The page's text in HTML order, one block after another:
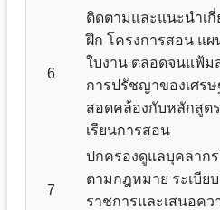
6
ติดตามและแนะนำเ
ฝึก โครงการสอน แผ
ใบงาน ตลอดจนแฟ้ม
การปรัชญาของเศรษ
สอดคล้องกับหลักสูต
เรียนการสอน
7
ปกครองดูแลบุคลาก
ตามกฎหมาย ระเบีย
ราชการและเสนอค